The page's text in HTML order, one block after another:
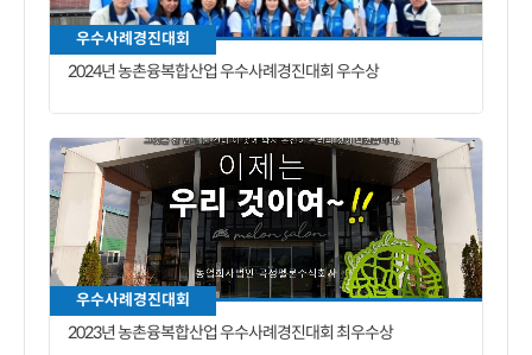
우수사례경진대회
2024년 농촌융복합산업 우수사례경진대회 우수상
우수사례경진대회
2023년 농촌융복합산업 우수사례경진대회 최우수상